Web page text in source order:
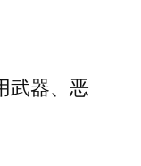
武器、恶